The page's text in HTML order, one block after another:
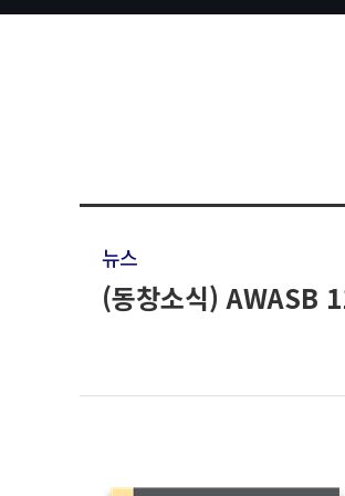
뉴스
(동창소식) AWASB